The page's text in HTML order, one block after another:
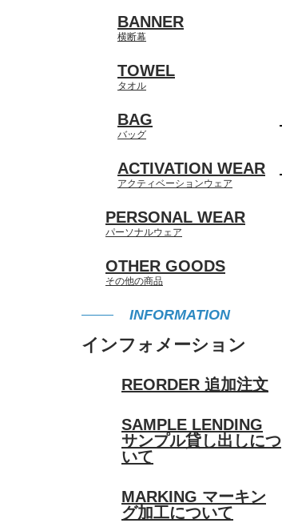
BANNER
横断幕
TOWEL
タオル
BAG
バッグ
ACTIVATION WEAR
アクティベーションウェア
PERSONAL WEAR
パーソナルウェア
OTHER GOODS
その他の商品
INFORMATION
インフォメーション
REORDER 追加注文
SAMPLE LENDING
サンプル貸し出しにつ
いて
MARKING マーキン
グ加工について